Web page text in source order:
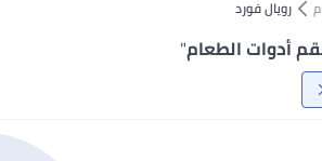
رويال فورد
أدوات الطعام"